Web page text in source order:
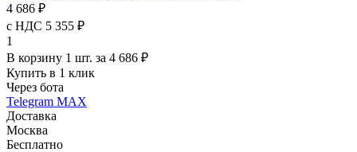
4 686 ₽
с НДС 5 355 ₽
1
В корзину 1 шт. за 4 686 ₽
Купить в 1 клик
Через бота
Telegram MAX
Доставка
Москва
Бесплатно